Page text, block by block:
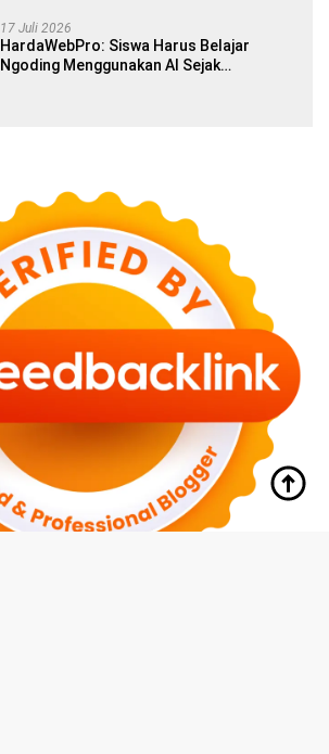
17 Juli 2026
HardaWebPro: Siswa Harus Belajar
Ngoding Menggunakan AI Sejak